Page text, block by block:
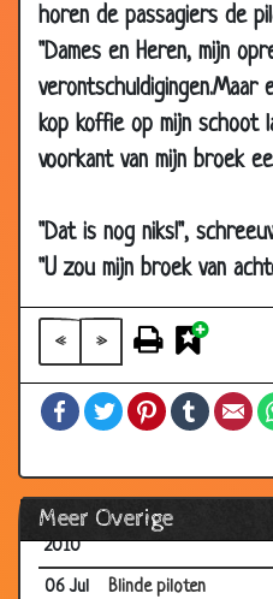
horen de passagiers de
"Dames en Heren, mijn
kop koffie op mijn schoot
voorkant van mijn broek
"Dat is nog niks!",
"U zou mijn broek van
« »
FacebookTwitterPinterestTumblr
Meer Overige
11 Aug
2010
Zich eruit redden
11 Aug
2010
Raadplegen
10 Aug
Advies
05 Aug
2010
Snelheid
28 Jul
2010
Berenjager
18 Jul
2010
Met een indiaan op
2010
06 Jul
2010
Foutje
06 Jul
Blinde piloten